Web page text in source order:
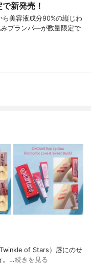
新発売！
ら美容液成分90%の縦じわ
みプランパ―が数量限定で
of Stars）唇にのせ
。…続きを見る